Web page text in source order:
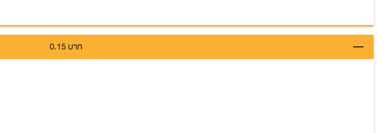
0.15 บาท